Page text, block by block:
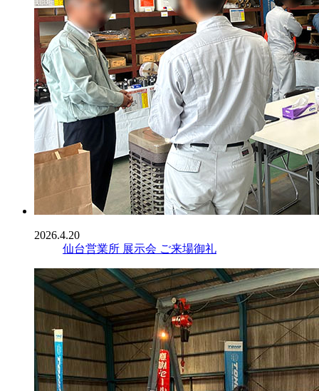
2026.4.20
仙台営業所 展示会 ご来場御礼